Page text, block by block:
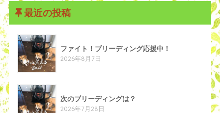
最近の投稿
ファイト！ブリーディング応援中！
2026年8月7日
次のブリーディングは？
2026年7月28日